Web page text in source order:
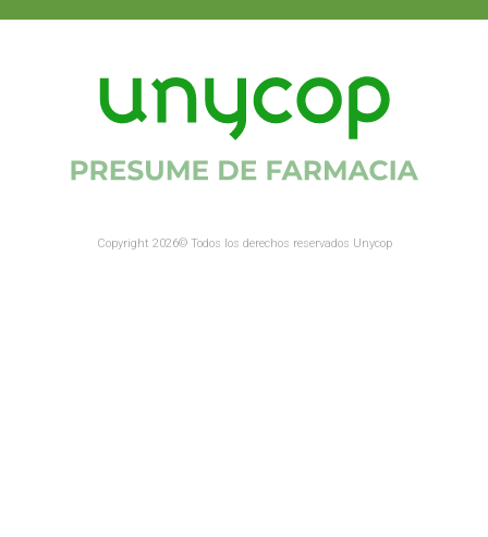
Copyright 2026© Todos los derechos reservados Unycop